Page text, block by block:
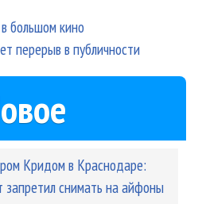
большом кино
перерыв в публичности
Кридом в Краснодаре:
запретил снимать на айфоны